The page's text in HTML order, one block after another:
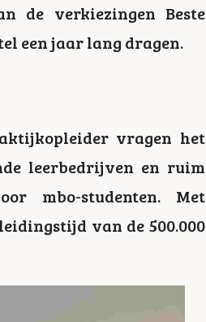
de verkiezingen Beste
een jaar lang dragen.
vragen het
leerbedrijven en ruim
mbo-studenten. Met
van de 500.000